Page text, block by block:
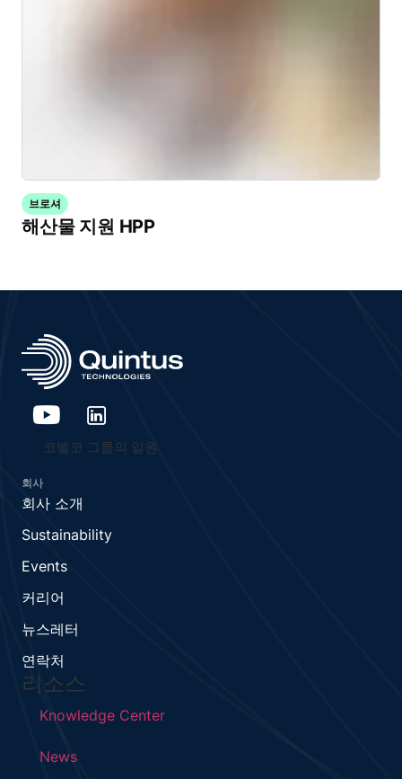
브로셔
해산물 지원 HPP
코벨코 그룹의 일원
회사
회사 소개
Sustainability
Events
커리어
뉴스레터
연락처
리소스
Knowledge Center
News